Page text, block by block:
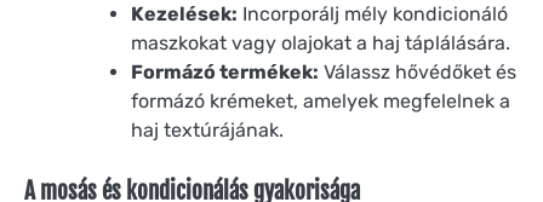
Kezelések: Incorporálj mély kondicionáló
maszkokat vagy olajokat a haj táplálására.
Formázó termékek: Válassz hővédőket és
formázó krémeket, amelyek megfelelnek a
haj textúrájának.
A mosás és kondicionálás gyakorisága